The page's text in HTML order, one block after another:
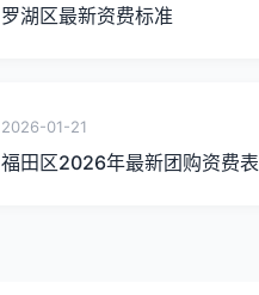
罗湖区最新资费标准
2026-01-21
福田区2026年最新团购资费表